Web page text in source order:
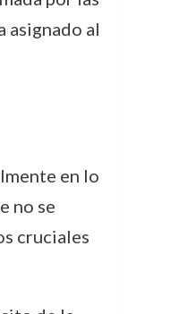
asignado al
en lo
no se
cruciales